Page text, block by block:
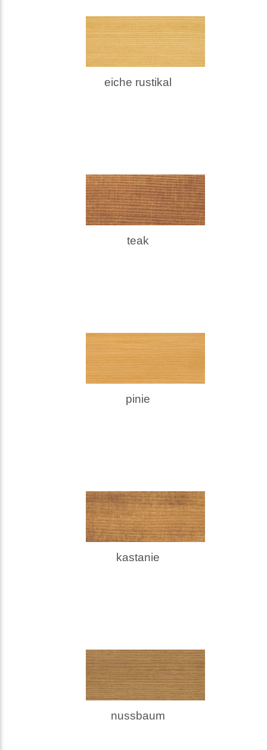
eiche rustikal
teak
pinie
kastanie
nussbaum